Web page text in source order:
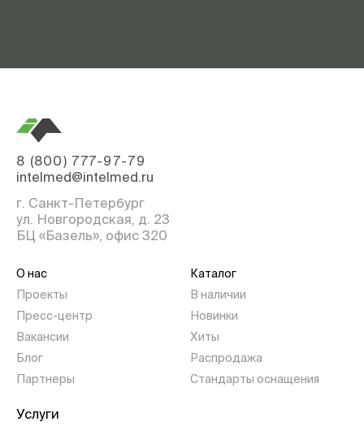
8 (800) 777-97-79
intelmed@intelmed.ru
г. Санкт-Петербург
ул. Новгородская, д. 23
БЦ «Базель», офис 320
О нас
Проекты
Пресс-центр
Вакансии
Блог
Партнеры
Каталог
В наличии
Новинки
Хиты
Распродажа
Стандарты оснащения
Услуги